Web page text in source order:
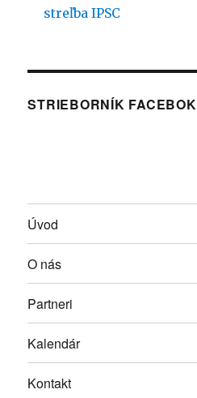
streľba IPSC
STRIEBORNÍK FACEBOK
Úvod
O nás
Partneri
Kalendár
Kontakt